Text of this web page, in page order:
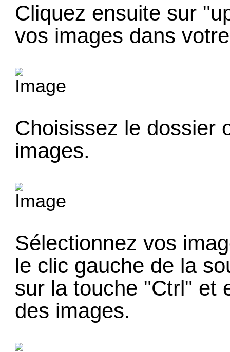
Cliquez ensuite sur
vos images dans
Choisissez le dossier
images.
Sélectionnez vos
le clic gauche de la
sur la touche "Ctrl" et
des images.